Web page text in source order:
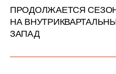
ПРОДОЛЖАЕТСЯ
НА
ЗАПАД